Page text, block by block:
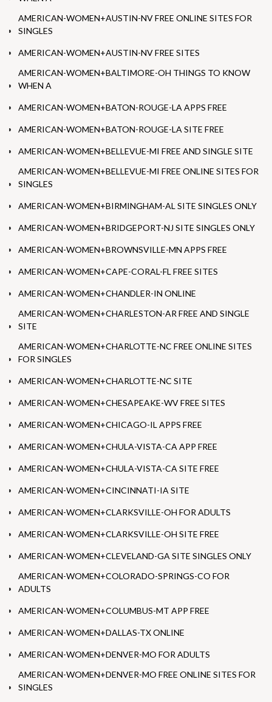
AMERICAN-WOMEN+AUSTIN-NV FREE ONLINE SITES FOR
SINGLES
AMERICAN-WOMEN+AUSTIN-NV FREE SITES
AMERICAN-WOMEN+BALTIMORE-OH THINGS TO KNOW
WHEN A
AMERICAN-WOMEN+BATON-ROUGE-LA APPS FREE
AMERICAN-WOMEN+BATON-ROUGE-LA SITE FREE
AMERICAN-WOMEN+BELLEVUE-MI FREE AND SINGLE SITE
AMERICAN-WOMEN+BELLEVUE-MI FREE ONLINE SITES FOR
SINGLES
AMERICAN-WOMEN+BIRMINGHAM-AL SITE SINGLES ONLY
AMERICAN-WOMEN+BRIDGEPORT-NJ SITE SINGLES ONLY
AMERICAN-WOMEN+BROWNSVILLE-MN APPS FREE
AMERICAN-WOMEN+CAPE-CORAL-FL FREE SITES
AMERICAN-WOMEN+CHANDLER-IN ONLINE
AMERICAN-WOMEN+CHARLESTON-AR FREE AND SINGLE
SITE
AMERICAN-WOMEN+CHARLOTTE-NC FREE ONLINE SITES
FOR SINGLES
AMERICAN-WOMEN+CHARLOTTE-NC SITE
AMERICAN-WOMEN+CHESAPEAKE-WV FREE SITES
AMERICAN-WOMEN+CHICAGO-IL APPS FREE
AMERICAN-WOMEN+CHULA-VISTA-CA APP FREE
AMERICAN-WOMEN+CHULA-VISTA-CA SITE FREE
AMERICAN-WOMEN+CINCINNATI-IA SITE
AMERICAN-WOMEN+CLARKSVILLE-OH FOR ADULTS
AMERICAN-WOMEN+CLARKSVILLE-OH SITE FREE
AMERICAN-WOMEN+CLEVELAND-GA SITE SINGLES ONLY
AMERICAN-WOMEN+COLORADO-SPRINGS-CO FOR
ADULTS
AMERICAN-WOMEN+COLUMBUS-MT APP FREE
AMERICAN-WOMEN+DALLAS-TX ONLINE
AMERICAN-WOMEN+DENVER-MO FOR ADULTS
AMERICAN-WOMEN+DENVER-MO FREE ONLINE SITES FOR
SINGLES